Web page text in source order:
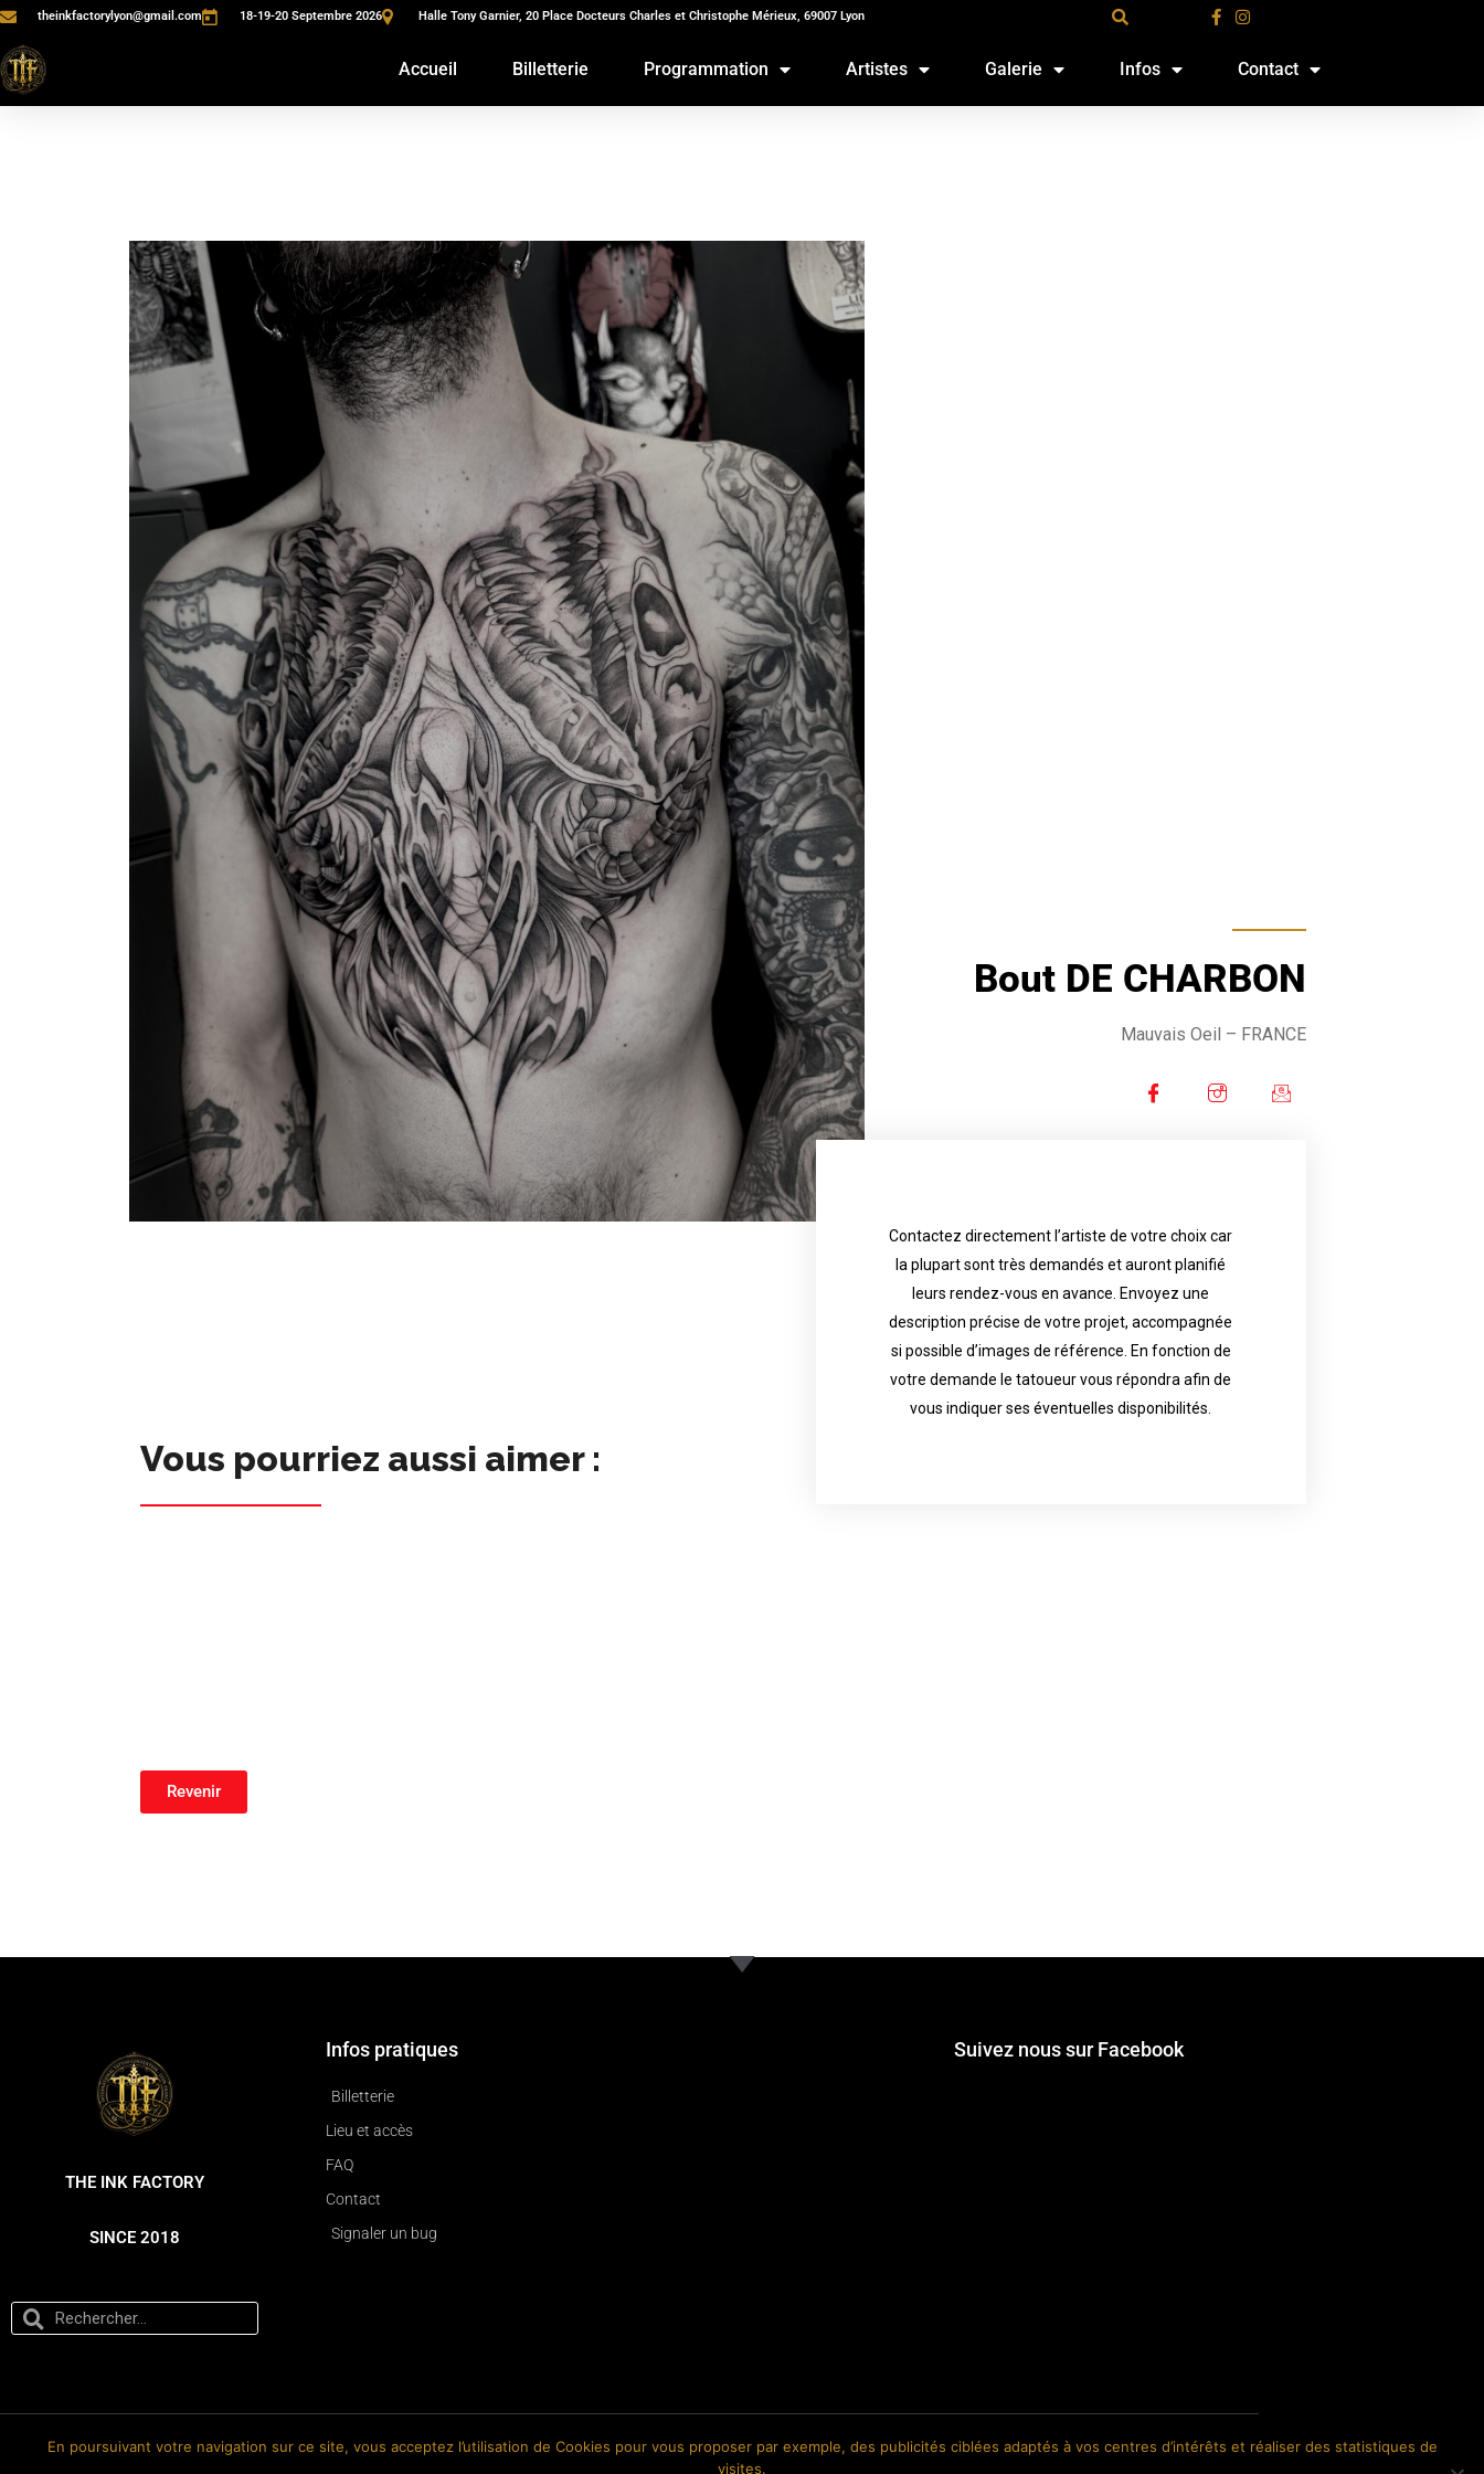
theinkfactorylyon@gmail.com 18-19-20 Septembre 2026 Halle Tony Garnier, 20 Place Docteurs Charles et Christophe Mérieux, 69007 Lyon
Accueil Billetterie Programmation Artistes Galerie Infos Contact
Bout DE CHARBON
Mauvais Oeil – FRANCE
Contactez directement l’artiste de votre choix car
la plupart sont très demandés et auront planifié
leurs rendez-vous en avance. Envoyez une
description précise de votre projet, accompagnée
si possible d’images de référence. En fonction de
votre demande le tatoueur vous répondra afin de
vous indiquer ses éventuelles disponibilités.
Contact directly the artist of your choice because
most are in great demand and will have planned
their appointments in advance. Send an accurate
description of your project, if possible attached
with reference images. Depending your request,
the tattoo artist will answer to tell you his
availability.
Vous pourriez aussi aimer :
Revenir
THE INK FACTORY
SINCE 2018
Infos pratiques
Billetterie
Lieu et accès
FAQ
Contact
Signaler un bug
Suivez nous sur Facebook
En poursuivant votre navigation sur ce site, vous acceptez l’utilisation de Cookies pour vous proposer par exemple, des publicités ciblées adaptés à vos centres d’intérêts et réaliser des statistiques de
visites.